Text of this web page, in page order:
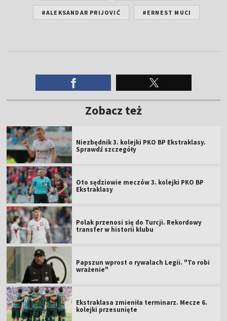
#ALEKSANDAR PRIJOVIĆ #ERNEST MUCI
Zobacz też
Niezbędnik 3. kolejki PKO BP Ekstraklasy.
Sprawdź szczegóły
Oto sędziowie meczów 3. kolejki PKO BP
Ekstraklasy
Polak przenosi się do Turcji. Rekordowy
transfer w historii klubu
Papszun wprost o rywalach Legii. "To robi
wrażenie"
Ekstraklasa zmieniła terminarz. Mecze 6.
kolejki przesunięte